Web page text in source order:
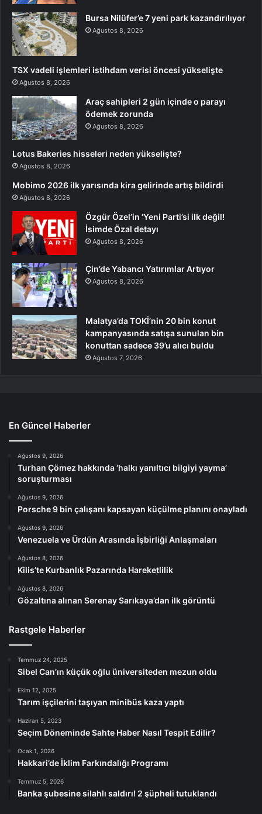
Bursa Nilüfer’e 7 yeni park kazandırılıyor
Ağustos 8, 2026
TSX vadeli işlemleri istihdam verisi öncesi yükselişte
Ağustos 8, 2026
Araç sahipleri 2 gün içinde o parayı
ödemek zorunda
Ağustos 8, 2026
Lotus Bakeries hisseleri neden yükselişte?
Ağustos 8, 2026
Mobimo 2026 ilk yarısında kira gelirinde artış bildirdi
Ağustos 8, 2026
Özgür Özel’in ‘Yeni Parti’si ilk değil!
İsimde Özal detayı
Ağustos 8, 2026
Çin’de Yabancı Yatırımlar Artıyor
Ağustos 8, 2026
Malatya’da TOKİ’nin 20 bin konut
kampanyasında satışa sunulan bin
konuttan sadece 39’u alıcı buldu
Ağustos 7, 2026
En Güncel Haberler
Ağustos 9, 2026
Turhan Çömez hakkında ‘halkı yanıltıcı bilgiyi yayma’
soruşturması
Ağustos 9, 2026
Porsche 9 bin çalışanı kapsayan küçülme planını onayladı
Ağustos 9, 2026
Venezuela ve Ürdün Arasında İşbirliği Anlaşmaları
Ağustos 8, 2026
Kilis’te Kurbanlık Pazarında Hareketlilik
Ağustos 8, 2026
Gözaltına alınan Serenay Sarıkaya’dan ilk görüntü
Rastgele Haberler
Temmuz 24, 2025
Sibel Can’ın küçük oğlu üniversiteden mezun oldu
Ekim 12, 2025
Tarım işçilerini taşıyan minibüs kaza yaptı
Haziran 5, 2023
Seçim Döneminde Sahte Haber Nasıl Tespit Edilir?
Ocak 1, 2026
Hakkari’de İklim Farkındalığı Programı
Temmuz 5, 2026
Banka şubesine silahlı saldırı! 2 şüpheli tutuklandı